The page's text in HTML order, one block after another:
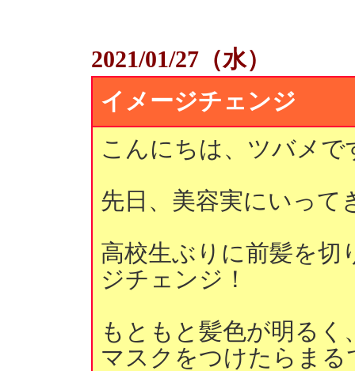
2021/01/27（水）
イメージチェンジ
こんにちは、ツバメで
先日、美容実にいって
高校生ぶりに前髪を切
ジチェンジ！
もともと髪色が明る
マスクをつけたらまる